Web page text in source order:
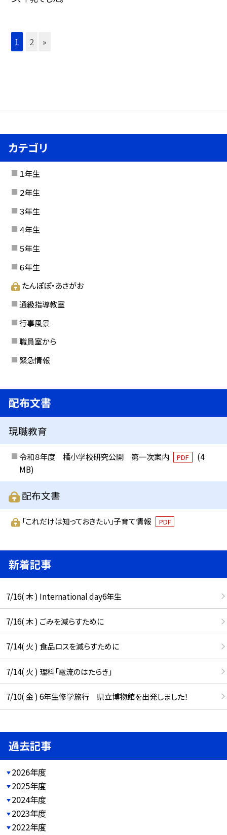
1 2 »
カテゴリ
１年生
２年生
３年生
４年生
５年生
６年生
たんぽぽ・あさがお
通級指導教室
行事風景
職員室から
緊急情報
配布文書
現職教育
令和８年度 橘小学校研究公開 第一次案内 PDF
(4
MB)
配布文書
「これだけは知っておきたい」子育て情報 PDF
新着記事
7/16( 木 ) International day6年生
7/16( 木 ) ごみを減らすために
7/14( 火 ) 食品ロスを減らすために
7/14( 火 ) 理科「電流のはたらき」
7/10( 金 ) 6年生修学旅行 県立博物館を出発しました！
過去記事
2026年度
2025年度
2024年度
2023年度
2022年度